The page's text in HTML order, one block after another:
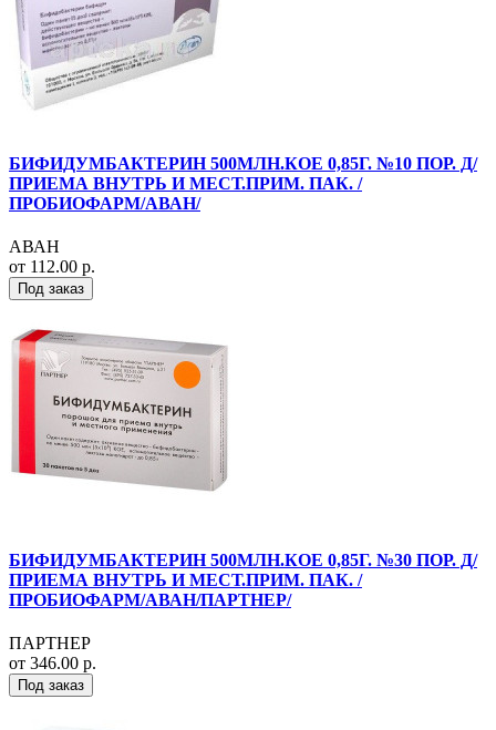
БИФИДУМБАКТЕРИН 500МЛН.КОЕ 0,85Г. №10 ПОР. Д/
ПРИЕМА ВНУТРЬ И МЕСТ.ПРИМ. ПАК. /
ПРОБИОФАРМ/АВАН/
АВАН
от 112.00 р.
Под заказ
БИФИДУМБАКТЕРИН 500МЛН.КОЕ 0,85Г. №30 ПОР. Д/
ПРИЕМА ВНУТРЬ И МЕСТ.ПРИМ. ПАК. /
ПРОБИОФАРМ/АВАН/ПАРТНЕР/
ПАРТНЕР
от 346.00 р.
Под заказ